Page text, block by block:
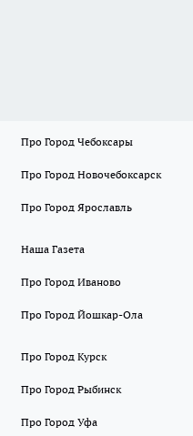
Про Город Чебоксары
Про Город Новочебоксарск
Про Город Ярославль
Наша Газета
Про Город Иваново
Про Город Йошкар-Ола
Про Город Курск
Про Город Рыбинск
Про Город Уфа